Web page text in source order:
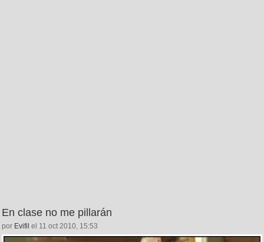
En clase no me pillarán
por Evifil el 11 oct 2010, 15:53